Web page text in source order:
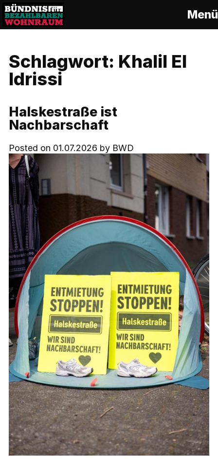
S
i
Menü
Schlagwort: Khalil El
Idrissi
Halskestraße ist
Nachbarschaft
Posted on 01.07.2026 by BWD